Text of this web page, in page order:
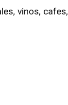
vinos, cafes,